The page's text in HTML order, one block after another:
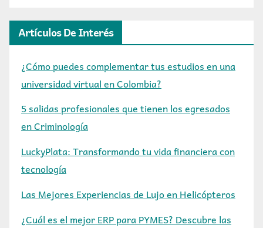
Artículos De Interés
¿Cómo puedes complementar tus estudios en una
universidad virtual en Colombia?
5 salidas profesionales que tienen los egresados
en Criminología
LuckyPlata: Transformando tu vida financiera con
tecnología
Las Mejores Experiencias de Lujo en Helicópteros
¿Cuál es el mejor ERP para PYMES? Descubre las